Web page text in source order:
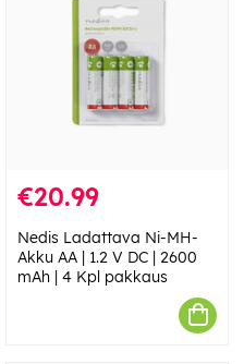
€20.99
Nedis Ladattava Ni-MH-
Akku AA | 1.2 V DC | 2600
mAh | 4 Kpl pakkaus